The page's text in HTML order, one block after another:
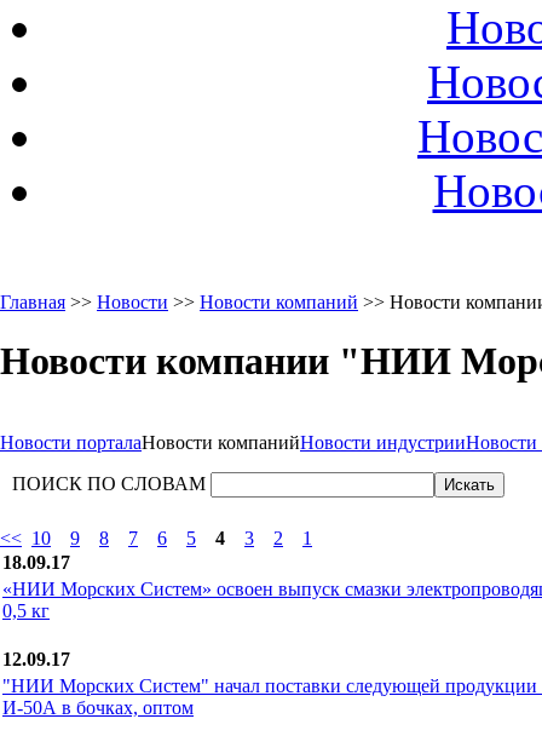
Главная >> Новости >> Новости компаний >> Новости
Новости компании "НИИ
Новости порталаНовости компанийНовости индустрииНовости
ПОИСК ПО СЛОВАМ
<< 10 9 8 7 6 5 4 3 2
1
18.09.17
«НИИ Морских Систем» освоен выпуск смазки
0,5 кг
12.09.17
"НИИ Морских Систем" начал поставки следующей
И-50А в бочках, оптом